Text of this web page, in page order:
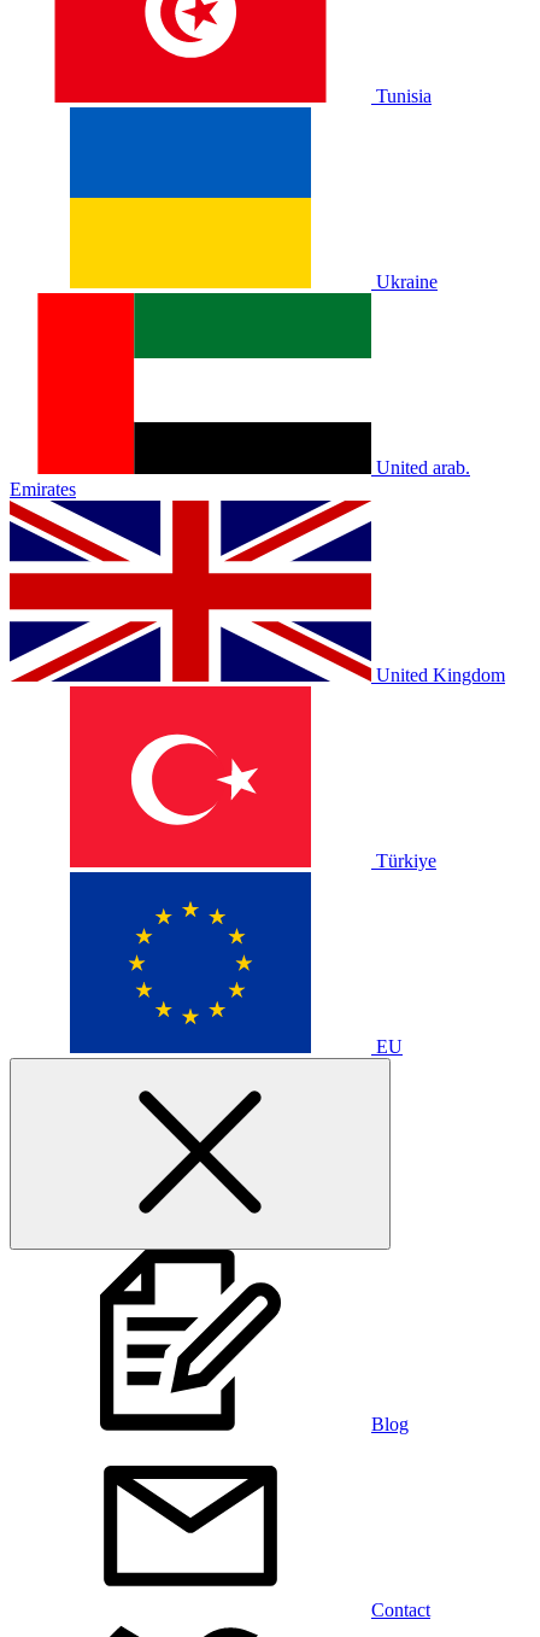
Tunisia
Ukraine
United arab.
Emirates
United Kingdom
Türkiye
EU
Blog
Contact